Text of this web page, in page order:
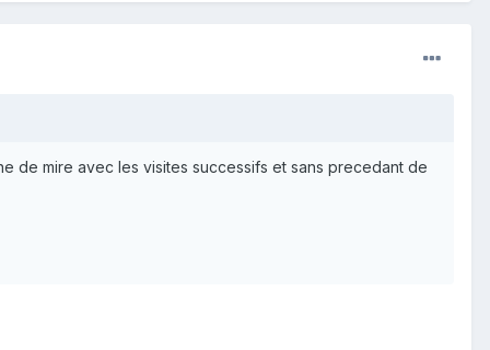
de mire avec les visites successifs et sans precedant de